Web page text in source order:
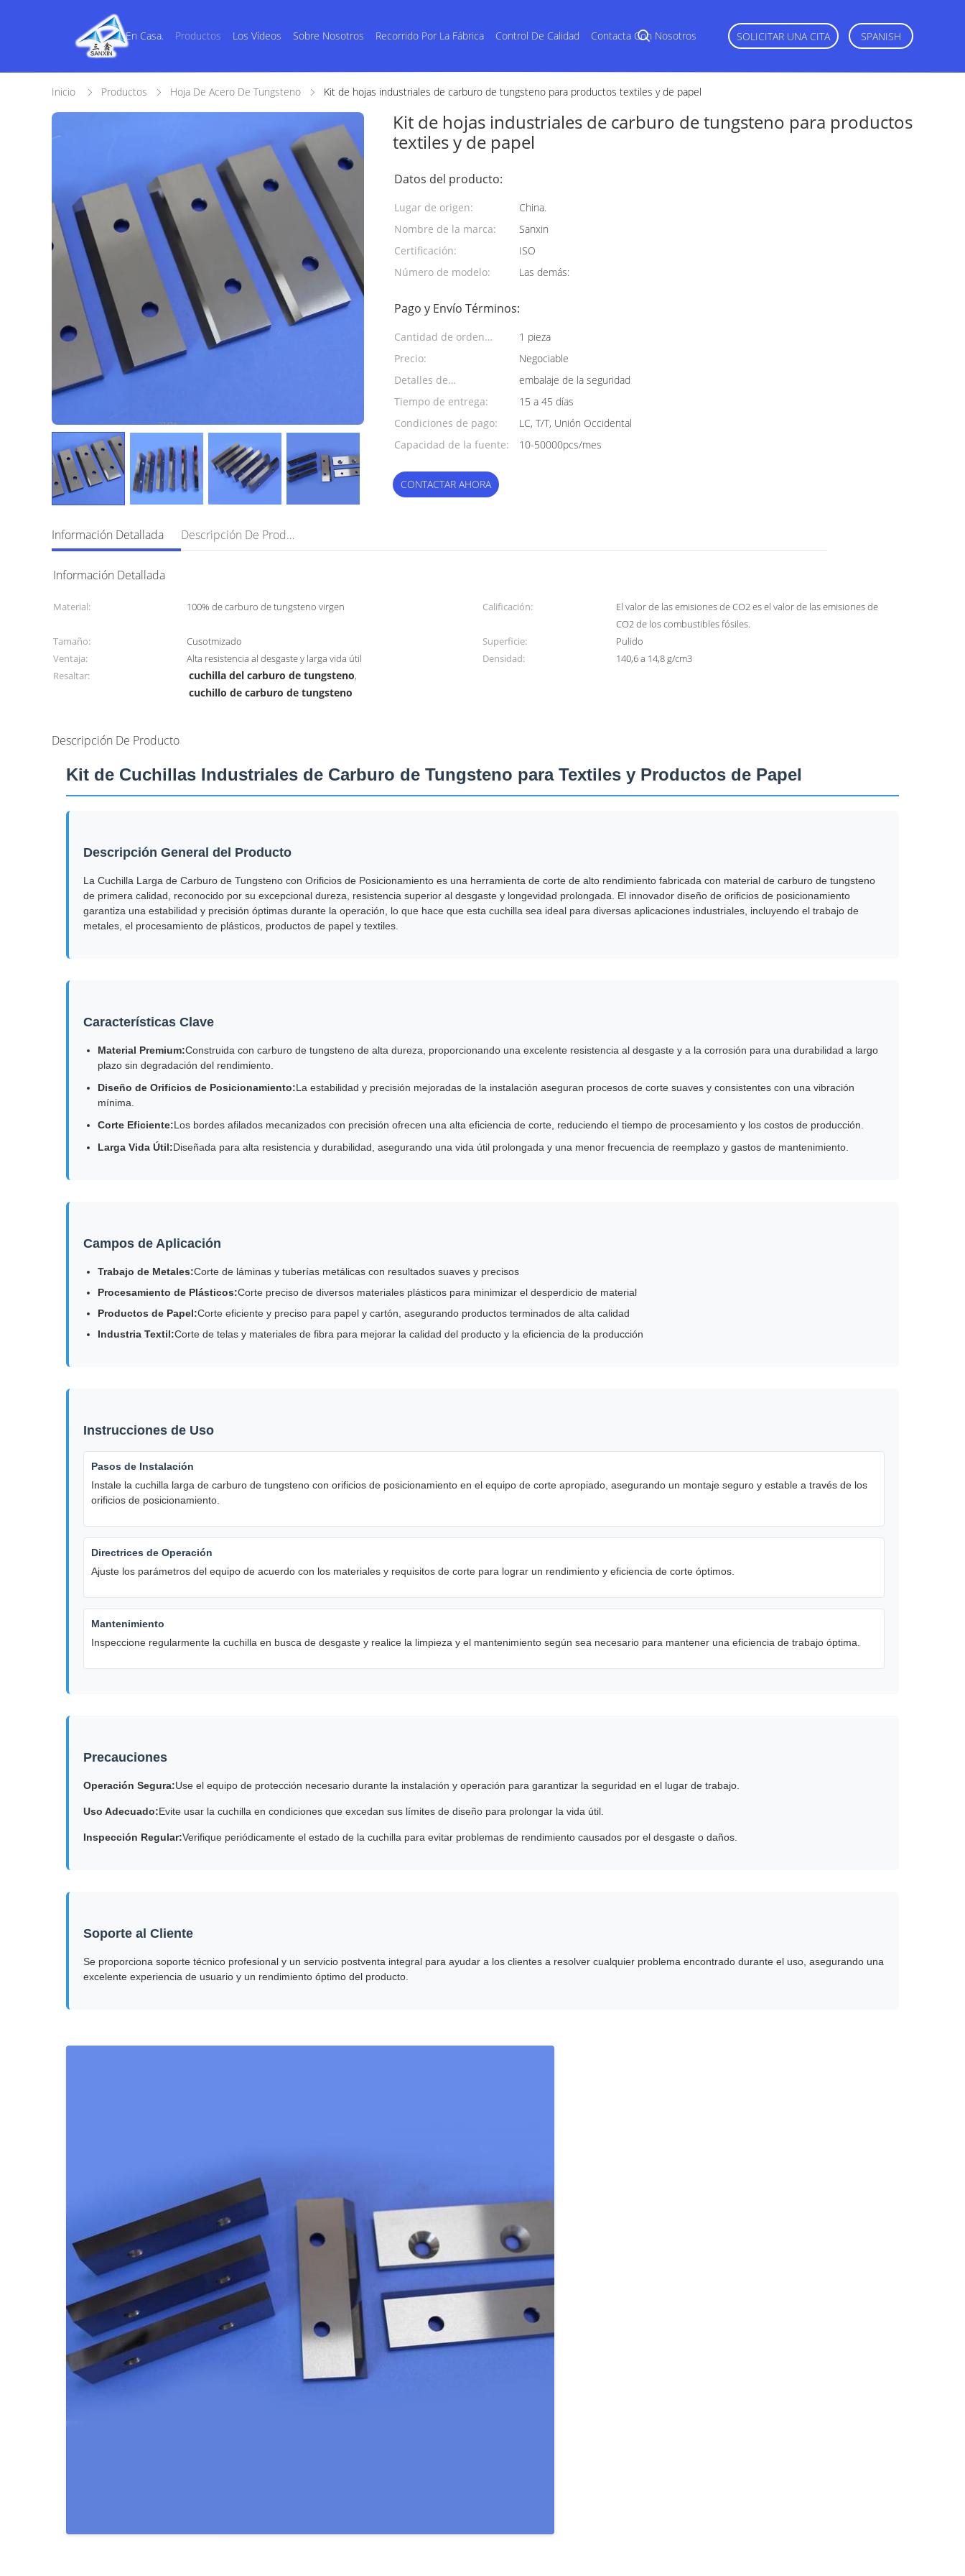
En Casa. Productos Los Vídeos Sobre Nosotros Recorrido Por La Fábrica Control De Calidad Contacta Con Nosotros SOLICITAR UNA CITA SPANISH
Inicio Productos Hoja De Acero De Tungsteno Kit de hojas industriales de carburo de tungsteno para productos textiles y de papel
Kit de hojas industriales de carburo de tungsteno para productos
textiles y de papel
Datos del producto:
Lugar de origen:
China.
Nombre de la marca:
Sanxin
Certificación:
ISO
Número de modelo:
Las demás:
Pago y Envío Términos:
Cantidad de orden
mínima:
1 pieza
Precio:
Negociable
Detalles de
empaquetado:
embalaje de la seguridad
Tiempo de entrega:
15 a 45 días
Condiciones de pago:
LC, T/T, Unión Occidental
Capacidad de la fuente:
10-50000pcs/mes
CONTACTAR AHORA
Información Detallada Descripción De Producto
Información Detallada
Material: 100% de carburo de tungsteno virgen Calificación:
El valor de las emisiones de CO2 es el valor de las emisiones de
CO2 de los combustibles fósiles.
Tamaño:
Cusotmizado Superficie:
Pulido
Ventaja:
Alta resistencia al desgaste y larga vida útil Densidad:
140,6 a 14,8 g/cm3
Resaltar:
cuchilla del carburo de tungsteno,
cuchillo de carburo de tungsteno
Descripción De Producto
Kit de Cuchillas Industriales de Carburo de Tungsteno para Textiles y Productos de Papel
Descripción General del Producto
La Cuchilla Larga de Carburo de Tungsteno con Orificios de Posicionamiento es una herramienta de corte de alto rendimiento fabricada con material de carburo de tungsteno
de primera calidad, reconocido por su excepcional dureza, resistencia superior al desgaste y longevidad prolongada. El innovador diseño de orificios de posicionamiento
garantiza una estabilidad y precisión óptimas durante la operación, lo que hace que esta cuchilla sea ideal para diversas aplicaciones industriales, incluyendo el trabajo de
metales, el procesamiento de plásticos, productos de papel y textiles.
Características Clave
Material Premium:Construida con carburo de tungsteno de alta dureza, proporcionando una excelente resistencia al desgaste y a la corrosión para una durabilidad a largo
plazo sin degradación del rendimiento.
Diseño de Orificios de Posicionamiento:La estabilidad y precisión mejoradas de la instalación aseguran procesos de corte suaves y consistentes con una vibración
mínima.
Corte Eficiente:Los bordes afilados mecanizados con precisión ofrecen una alta eficiencia de corte, reduciendo el tiempo de procesamiento y los costos de producción.
Larga Vida Útil:Diseñada para alta resistencia y durabilidad, asegurando una vida útil prolongada y una menor frecuencia de reemplazo y gastos de mantenimiento.
Campos de Aplicación
Trabajo de Metales:Corte de láminas y tuberías metálicas con resultados suaves y precisos
Procesamiento de Plásticos:Corte preciso de diversos materiales plásticos para minimizar el desperdicio de material
Productos de Papel:Corte eficiente y preciso para papel y cartón, asegurando productos terminados de alta calidad
Industria Textil:Corte de telas y materiales de fibra para mejorar la calidad del producto y la eficiencia de la producción
Instrucciones de Uso
Pasos de Instalación
Instale la cuchilla larga de carburo de tungsteno con orificios de posicionamiento en el equipo de corte apropiado, asegurando un montaje seguro y estable a través de los
orificios de posicionamiento.
Directrices de Operación
Ajuste los parámetros del equipo de acuerdo con los materiales y requisitos de corte para lograr un rendimiento y eficiencia de corte óptimos.
Mantenimiento
Inspeccione regularmente la cuchilla en busca de desgaste y realice la limpieza y el mantenimiento según sea necesario para mantener una eficiencia de trabajo óptima.
Precauciones
Operación Segura:Use el equipo de protección necesario durante la instalación y operación para garantizar la seguridad en el lugar de trabajo.
Uso Adecuado:Evite usar la cuchilla en condiciones que excedan sus límites de diseño para prolongar la vida útil.
Inspección Regular:Verifique periódicamente el estado de la cuchilla para evitar problemas de rendimiento causados por el desgaste o daños.
Soporte al Cliente
Se proporciona soporte técnico profesional y un servicio postventa integral para ayudar a los clientes a resolver cualquier problema encontrado durante el uso, asegurando una
excelente experiencia de usuario y un rendimiento óptimo del producto.